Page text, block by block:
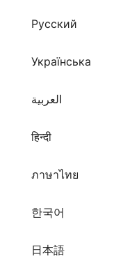
Русский
Українська
العربية
हिन्दी
ภาษาไทย
한국어
日本語